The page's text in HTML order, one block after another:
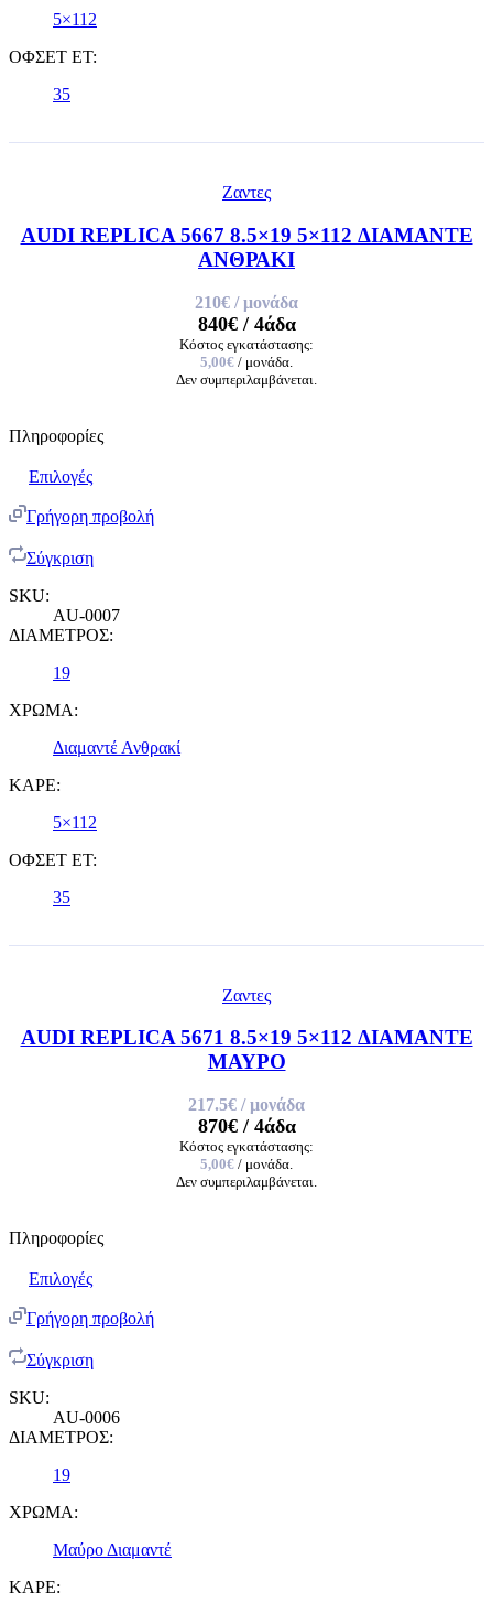
5×112
ΟΦΣΕΤ ET:
35
Ζαντες
AUDI REPLICA 5667 8.5×19 5×112 ΔΙΑΜΑΝΤΕ
ΑΝΘΡΑΚΙ
210€ / μονάδα
840€/ 4άδα
Κόστος εγκατάστασης:
5,00€ / μονάδα.
Δεν συμπεριλαμβάνεται.
Πληροφορίες
Επιλογές
Γρήγορη προβολή
Σύγκριση
SKU:
AU-0007
ΔΙΑΜΕΤΡΟΣ:
19
ΧΡΩΜΑ:
Διαμαντέ Ανθρακί
ΚΑΡΕ:
5×112
ΟΦΣΕΤ ET:
35
Ζαντες
AUDI REPLICA 5671 8.5×19 5×112 ΔΙΑΜΑΝΤΕ
ΜΑΥΡΟ
217.5€ / μονάδα
870€/ 4άδα
Κόστος εγκατάστασης:
5,00€ / μονάδα.
Δεν συμπεριλαμβάνεται.
Πληροφορίες
Επιλογές
Γρήγορη προβολή
Σύγκριση
SKU:
AU-0006
ΔΙΑΜΕΤΡΟΣ:
19
ΧΡΩΜΑ:
Μαύρο Διαμαντέ
ΚΑΡΕ: